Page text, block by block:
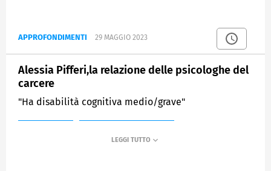
APPROFONDIMENTI 29 MAGGIO 2023
Alessia Pifferi,la relazione delle psicologhe del
carcere
"Ha disabilità cognitiva medio/grave"